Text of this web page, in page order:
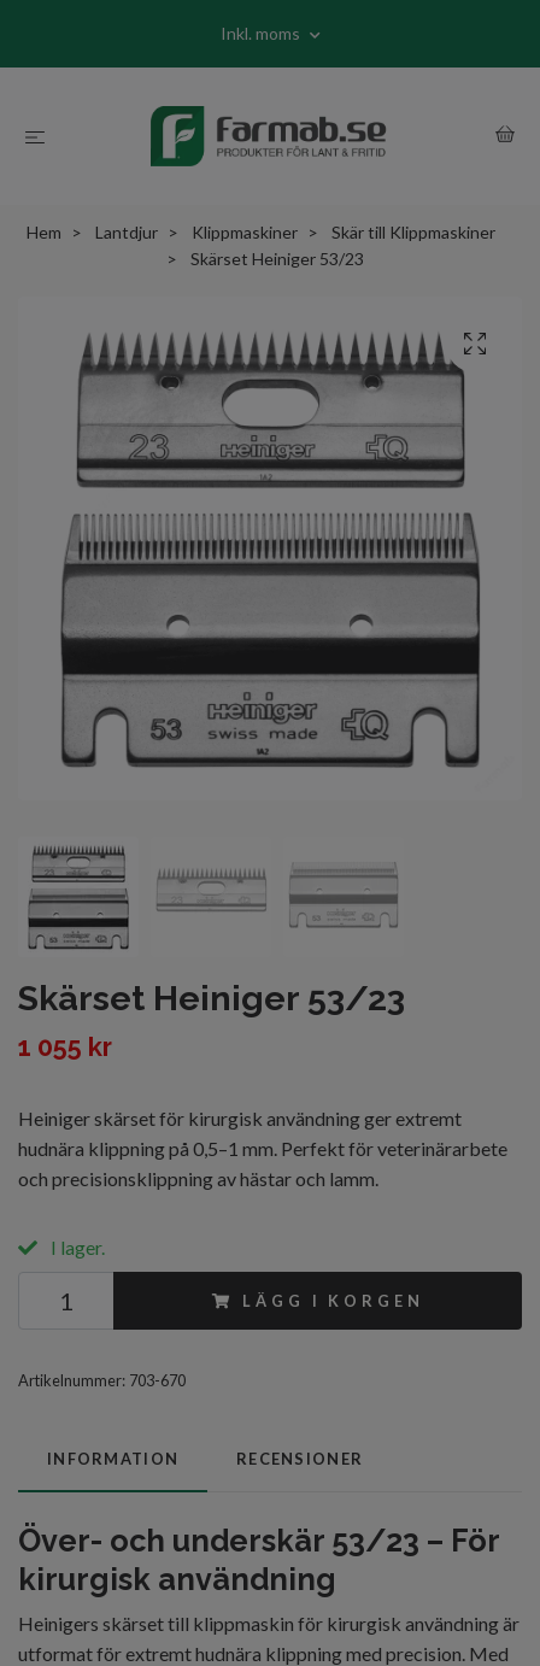
Inkl. moms
Hem Lantdjur Klippmaskiner
Skär till Klippmaskiner
Skärset Heiniger 53/23
Skärset Heiniger 53/23
1 055 kr
Heiniger skärset för kirurgisk användning ger extremt
hudnära klippning på 0,5–1 mm. Perfekt för veterinärarbete
och precisionsklippning av hästar och lamm.
I lager.
LÄGG I KORGEN
Artikelnummer: 703-670
INFORMATION RECENSIONER
Över- och underskär 53/23 – För
kirurgisk användning
Heinigers skärset till klippmaskin för kirurgisk användning är
utformat för extremt hudnära klippning med precision. Med